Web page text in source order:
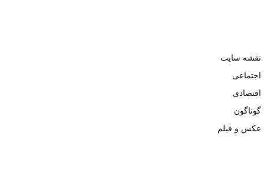
نقشه سایت
اجتماعی
اقتصادی
گوناگون
عکس و فیلم